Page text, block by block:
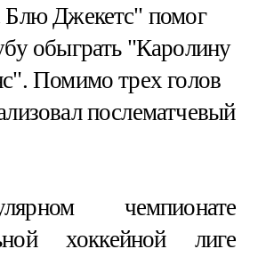
Блю Джекетс" помог
обыграть "Каролину
Помимо трех голов
послематчевый
чемпионате
хоккейной лиге